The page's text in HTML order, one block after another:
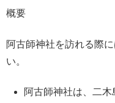
概要
阿古師神社を訪れる際
い。
阿古師神社は、二